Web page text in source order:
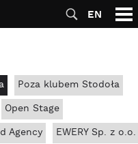
EN
Poza klubem Stodoła
Open Stage
Agency
EWERY Sp. z o.o.